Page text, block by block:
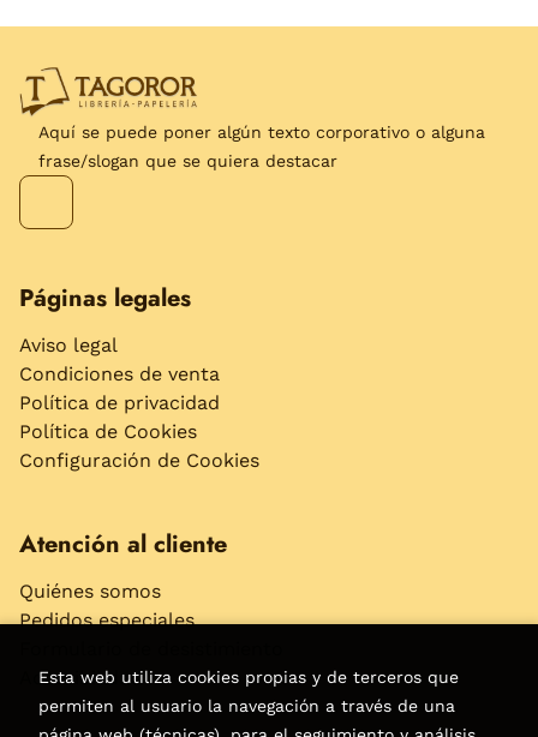
Aquí se puede poner algún texto corporativo o alguna
frase/slogan que se quiera destacar
Páginas legales
Aviso legal
Condiciones de venta
Política de privacidad
Política de Cookies
Configuración de Cookies
Atención al cliente
Quiénes somos
Pedidos especiales
Accesibilidad
Esta web utiliza cookies propias y de terceros que
permiten al usuario la navegación a través de una